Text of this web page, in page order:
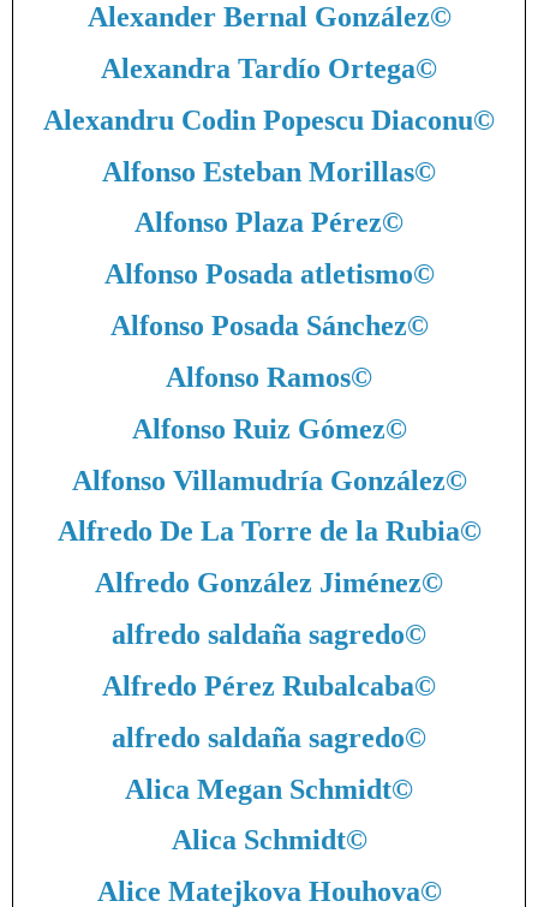
Alexander Bernal González©
Alexandra Tardío Ortega©
Alexandru Codin Popescu Diaconu©
Alfonso Esteban Morillas©
Alfonso Plaza Pérez©
Alfonso Posada atletismo©
Alfonso Posada Sánchez©
Alfonso Ramos©
Alfonso Ruiz Gómez©
Alfonso Villamudría González©
Alfredo De La Torre de la Rubia©
Alfredo González Jiménez©
alfredo saldaña sagredo©
Alfredo Pérez Rubalcaba©
alfredo saldaña sagredo©
Alica Megan Schmidt©
Alica Schmidt©
Alice Matejkova Houhova©